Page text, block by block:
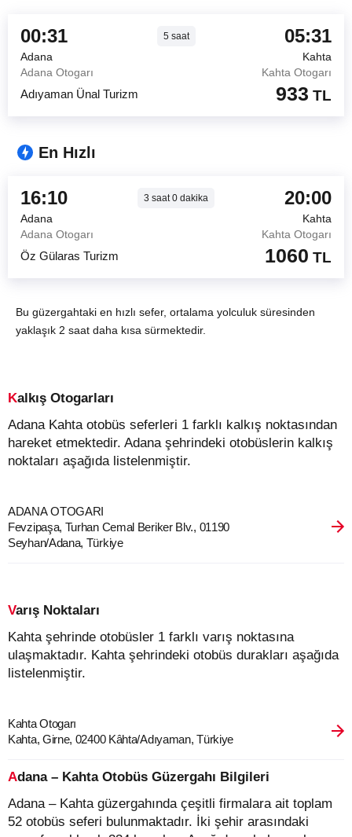
00:31 5saat 05:31
Adana
Kahta
Adana Otogarı
Kahta Otogarı
Adıyaman Ünal Turizm 933 TL
En Hızlı
16:10 3 saat0 dakika 20:00
Adana
Kahta
Adana Otogarı
Kahta Otogarı
Öz Gülaras Turizm 1060 TL
Bu güzergahtaki en hızlı sefer, ortalama yolculuk süresinden
yaklaşık 2 saat daha kısa sürmektedir.
Kalkış Otogarları
Adana Kahta otobüs seferleri 1 farklı kalkış noktasından
hareket etmektedir. Adana şehrindeki otobüslerin kalkış
noktaları aşağıda listelenmiştir.
ADANA OTOGARI
Fevzipaşa, Turhan Cemal Beriker Blv., 01190
Seyhan/Adana, Türkiye
Varış Noktaları
Kahta şehrinde otobüsler 1 farklı varış noktasına
ulaşmaktadır. Kahta şehrindeki otobüs durakları aşağıda
listelenmiştir.
Kahta Otogarı
Kahta, Girne, 02400 Kâhta/Adıyaman, Türkiye
Adana – Kahta Otobüs Güzergahı Bilgileri
Adana – Kahta güzergahında çeşitli firmalara ait toplam
52 otobüs seferi bulunmaktadır. İki şehir arasındaki